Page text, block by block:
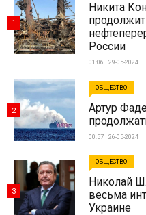
Никита
России
01:06 | 29-05-2024
1
ОБЩЕСТВО
Артур
00:57 | 26-05-2024
2
ОБЩЕСТВО
Николай
весьма
Украине
3